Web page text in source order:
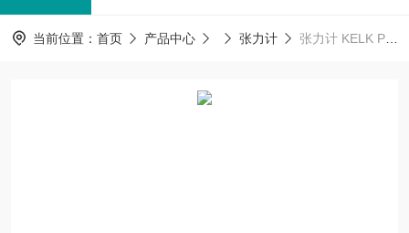
当前位置： 首页 产品中心 张力计 张力计 KELK PL056813-15M